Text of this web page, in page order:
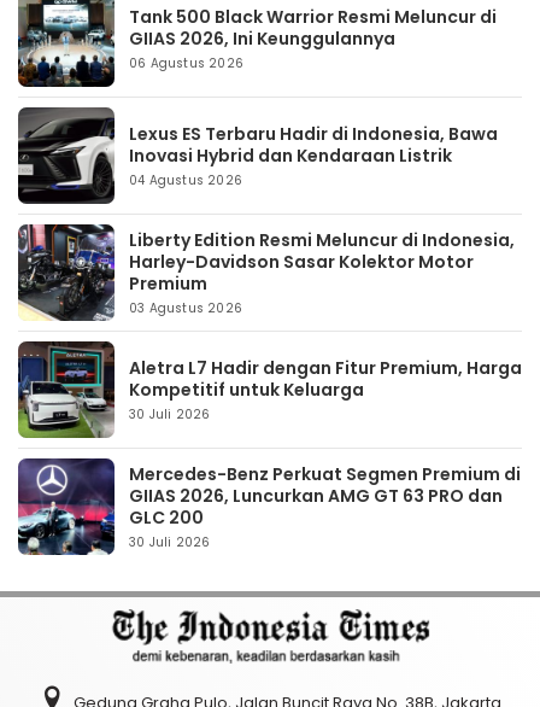
Tank 500 Black Warrior Resmi Meluncur di
GIIAS 2026, Ini Keunggulannya
06 Agustus 2026
Lexus ES Terbaru Hadir di Indonesia, Bawa
Inovasi Hybrid dan Kendaraan Listrik
04 Agustus 2026
Liberty Edition Resmi Meluncur di Indonesia,
Harley-Davidson Sasar Kolektor Motor
Premium
03 Agustus 2026
Aletra L7 Hadir dengan Fitur Premium, Harga
Kompetitif untuk Keluarga
30 Juli 2026
Mercedes-Benz Perkuat Segmen Premium di
GIIAS 2026, Luncurkan AMG GT 63 PRO dan
GLC 200
30 Juli 2026